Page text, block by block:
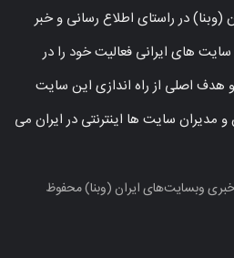
(وبنا) در راستای اطلاع رسانی و خبر
های ایرانی فعالیت خود را در
است و هدف اصلی از راه اندازی این سایت
و مدیران سایت ها اینترنتی در ایران می
وبسایت‌های ایران (وبنا) محفوظ